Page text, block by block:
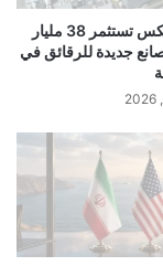
مشاريع
بمكة
إس.كيه هاينكس تستثمر 38 مليار
جديدة للرقائق في